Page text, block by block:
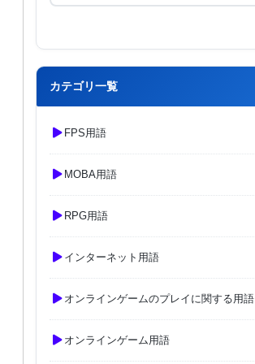
カテゴリ一覧
FPS用語
MOBA用語
RPG用語
インターネット用語
オンラインゲームのプレイに関する用語
オンラインゲーム用語